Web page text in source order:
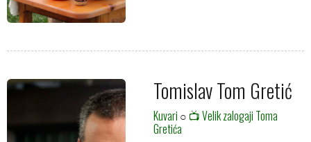
Tomislav Tom Gretić
Kuvari ○ 📺 Velik zalogaji Toma
Gretića